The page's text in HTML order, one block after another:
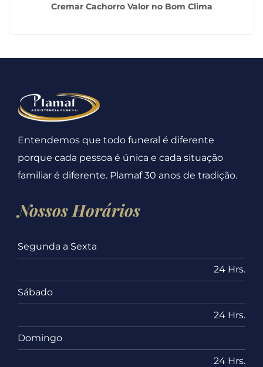
Cremar Cachorro Valor no Bom Clima
Entendemos que todo funeral é diferente
porque cada pessoa é única e cada situação
familiar é diferente. Plamaf 30 anos de tradição.
Nossos Horários
Segunda a Sexta
24 Hrs.
Sábado
24 Hrs.
Domingo
24 Hrs.